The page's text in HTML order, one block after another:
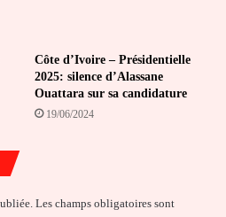
Côte d’Ivoire – Présidentielle
2025: silence d’Alassane
Ouattara sur sa candidature
19/06/2024
Les champs obligatoires sont